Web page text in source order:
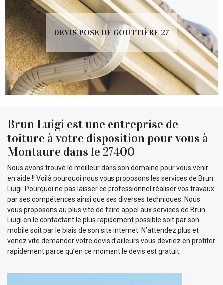
DEVIS POSE DE GOUTTIÈRE 27
Brun Luigi est une entreprise de
toiture à votre disposition pour vous à
Montaure dans le 27400
Nous avons trouvé le meilleur dans son domaine pour vous venir
en aide !! Voilà pourquoi nous vous proposons les services de Brun
Luigi. Pourquoi ne pas laisser ce professionnel réaliser vos travaux
par ses compétences ainsi que ses diverses techniques. Nous
vous proposons au plus vite de faire appel aux services de Brun
Luigi en le contactant le plus rapidement possible soit par son
mobile soit par le biais de son site internet. N’attendez plus et
venez vite demander votre devis d’ailleurs vous devriez en profiter
rapidement parce qu’en ce moment le devis est gratuit.